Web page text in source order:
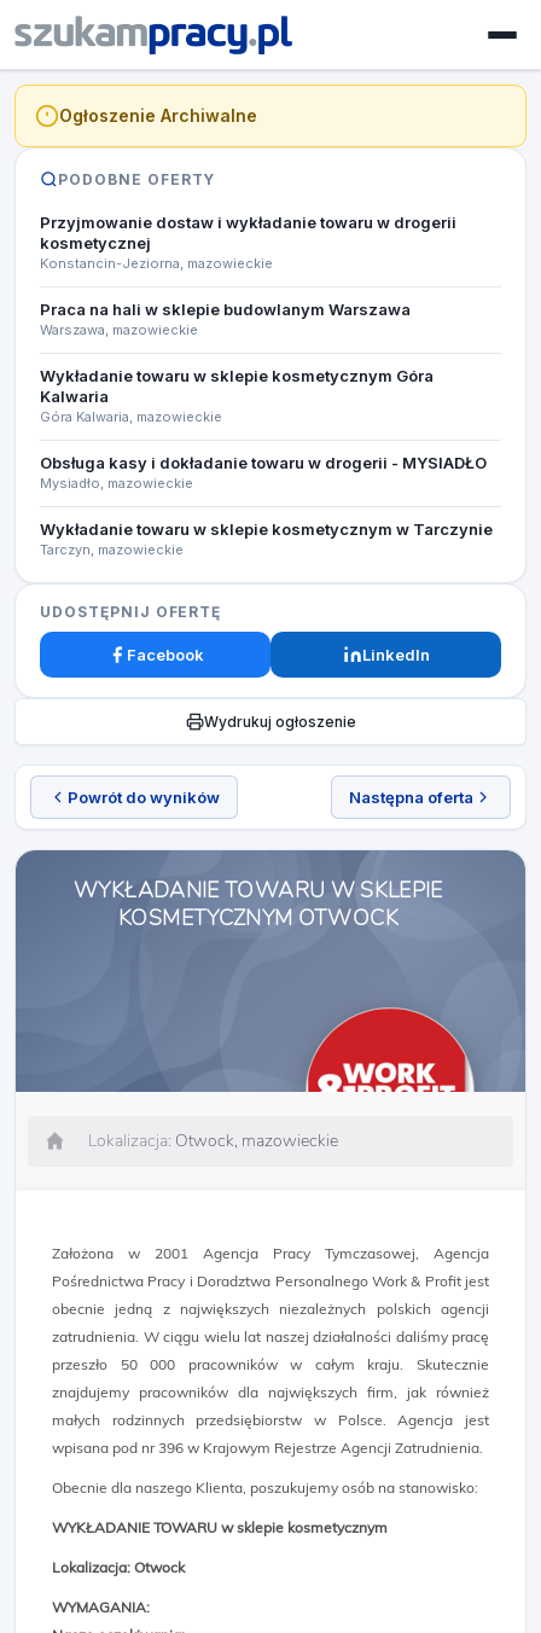
Powrót do wyników Następna oferta
WYKŁADANIE TOWARU W SKLEPIE
KOSMETYCZNYM OTWOCK
Lokalizacja: Otwock, mazowieckie
Założona w 2001 Agencja Pracy Tymczasowej, Agencja
Pośrednictwa Pracy i Doradztwa Personalnego Work & Profit jest
obecnie jedną z największych niezależnych polskich agencji
zatrudnienia. W ciągu wielu lat naszej działalności daliśmy pracę
przeszło 50 000 pracowników w całym kraju. Skutecznie
znajdujemy pracowników dla największych firm, jak również
małych rodzinnych przedsiębiorstw w Polsce. Agencja jest
wpisana pod nr 396 w Krajowym Rejestrze Agencji Zatrudnienia.
Obecnie dla naszego Klienta, poszukujemy osób na stanowisko:
WYKŁADANIE TOWARU w sklepie kosmetycznym
Lokalizacja: Otwock
WYMAGANIA:
Ogłoszenie Archiwalne
PODOBNE OFERTY
Przyjmowanie dostaw i wykładanie towaru w drogerii
kosmetycznej
Konstancin-Jeziorna, mazowieckie
Praca na hali w sklepie budowlanym Warszawa
Warszawa, mazowieckie
Wykładanie towaru w sklepie kosmetycznym Góra
Kalwaria
Góra Kalwaria, mazowieckie
Obsługa kasy i dokładanie towaru w drogerii - MYSIADŁO
Mysiadło, mazowieckie
Wykładanie towaru w sklepie kosmetycznym w Tarczynie
Tarczyn, mazowieckie
UDOSTĘPNIJ OFERTĘ
Facebook LinkedIn
Wydrukuj ogłoszenie